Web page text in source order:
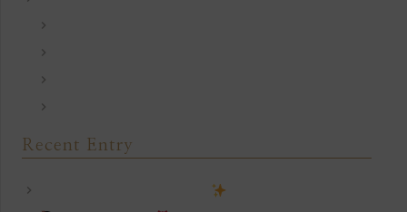
Recent Entry